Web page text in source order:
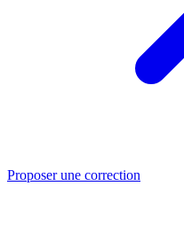
Proposer une correction